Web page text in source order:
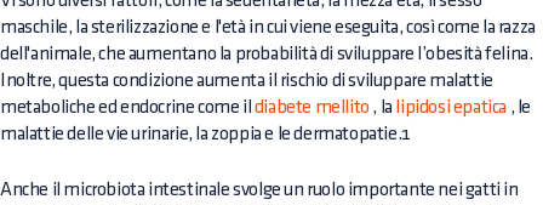
maschile, la sterilizzazione e l'età in cui viene eseguita, così come la razza
dell'animale, che aumentano la probabilità di sviluppare l’obesità felina.
Inoltre, questa condizione aumenta il rischio di sviluppare malattie
metaboliche ed endocrine come il diabete mellito , la lipidosi epatica , le
malattie delle vie urinarie, la zoppia e le dermatopatie.1
Anche il microbiota intestinale svolge un ruolo importante nei gatti in